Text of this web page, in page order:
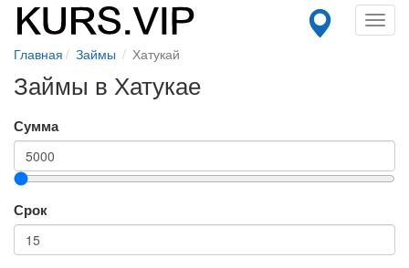
Главная Займы Хатукай
Займы в Хатукае
Сумма
Срок